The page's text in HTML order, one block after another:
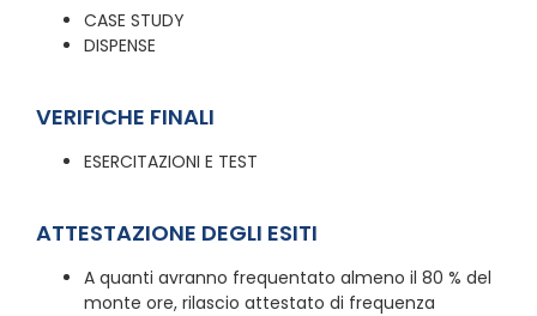
CASE STUDY
DISPENSE
VERIFICHE FINALI
ESERCITAZIONI E TEST
ATTESTAZIONE DEGLI ESITI
A quanti avranno frequentato almeno il 80 % del
monte ore, rilascio attestato di frequenza